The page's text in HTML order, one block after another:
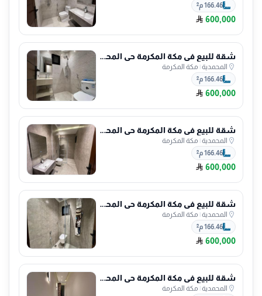
166.46 م²
600,000
شقة للبيع في مكة المكرمة حي المحمدية
المحمدية| مكة المكرمة
166.46 م²
600,000
شقة للبيع في مكة المكرمة حي المحمدية
المحمدية| مكة المكرمة
166.46 م²
600,000
شقة للبيع في مكة المكرمة حي المحمدية
المحمدية| مكة المكرمة
166.46 م²
600,000
شقة للبيع في مكة المكرمة حي المحمدية
المحمدية| مكة المكرمة